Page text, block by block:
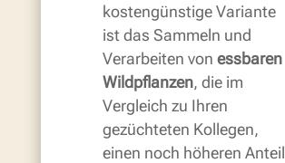
kostengünstige Variante
ist das Sammeln und
Verarbeiten von essbaren
Wildpflanzen, die im
Vergleich zu Ihren
gezüchteten Kollegen,
einen noch höheren Anteil